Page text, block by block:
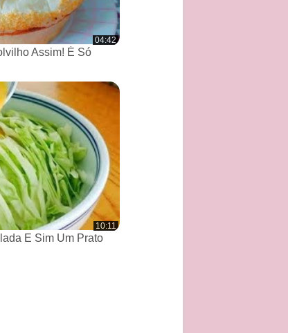
04:42
Assim! É Só
10:11
E Sim Um Prato